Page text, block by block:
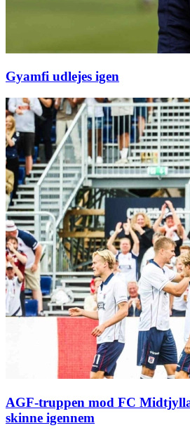
Gyamfi udlejes igen
AGF-truppen mod FC
skinne igennem